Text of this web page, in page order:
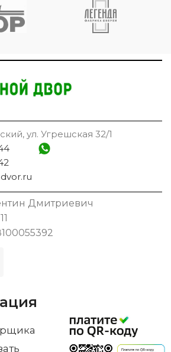
ул. Угрешская 32/1
Дмитриевич